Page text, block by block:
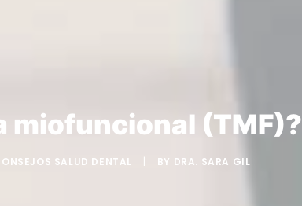
miofuncional (TMF)?
SALUD DENTAL BY DRA. SARA GIL